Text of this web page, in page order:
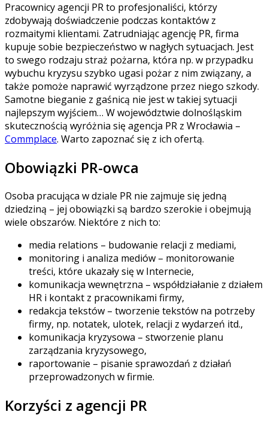
Pracownicy agencji PR to profesjonaliści, którzy
zdobywają doświadczenie podczas kontaktów z
rozmaitymi klientami. Zatrudniając agencję PR, firma
kupuje sobie bezpieczeństwo w nagłych sytuacjach. Jest
to swego rodzaju straż pożarna, która np. w przypadku
wybuchu kryzysu szybko ugasi pożar z nim związany, a
także pomoże naprawić wyrządzone przez niego szkody.
Samotne bieganie z gaśnicą nie jest w takiej sytuacji
najlepszym wyjściem… W województwie dolnośląskim
skutecznością wyróżnia się agencja PR z Wrocławia –
Commplace. Warto zapoznać się z ich ofertą.
Obowiązki PR-owca
Osoba pracująca w dziale PR nie zajmuje się jedną
dziedziną – jej obowiązki są bardzo szerokie i obejmują
wiele obszarów. Niektóre z nich to:
media relations – budowanie relacji z mediami,
monitoring i analiza mediów – monitorowanie
treści, które ukazały się w Internecie,
komunikacja wewnętrzna – współdziałanie z działem
HR i kontakt z pracownikami firmy,
redakcja tekstów – tworzenie tekstów na potrzeby
firmy, np. notatek, ulotek, relacji z wydarzeń itd.,
komunikacja kryzysowa – stworzenie planu
zarządzania kryzysowego,
raportowanie – pisanie sprawozdań z działań
przeprowadzonych w firmie.
Korzyści z agencji PR